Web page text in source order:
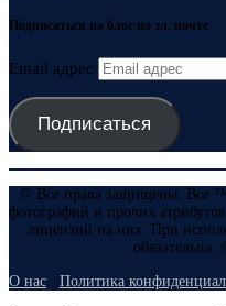
Подписаться на блог по эл. почте
Email адрес
Подписаться
© Все права защищены. Все ™
фотографий и прочих
лицензий на них. При
О нас Политика